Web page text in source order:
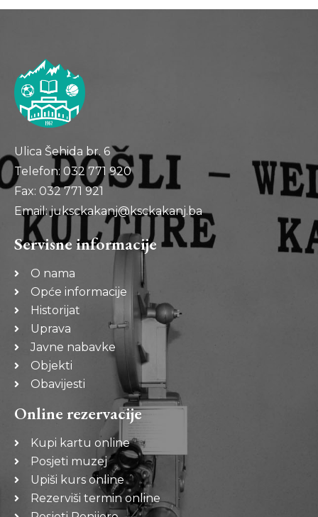
Ulica Šehida br. 6
Telefon: 032 771 920
Fax: 032 771 921
Email: juksckakanj@ksckakanj.ba
Servisne informacije
O nama
Opće informacije
Historijat
Uprava
Javne nabavke
Objekti
Obavijesti
Online rezervacije
Kupi kartu online
Posjeti muzej
Upiši kurs online
Rezerviši termin online